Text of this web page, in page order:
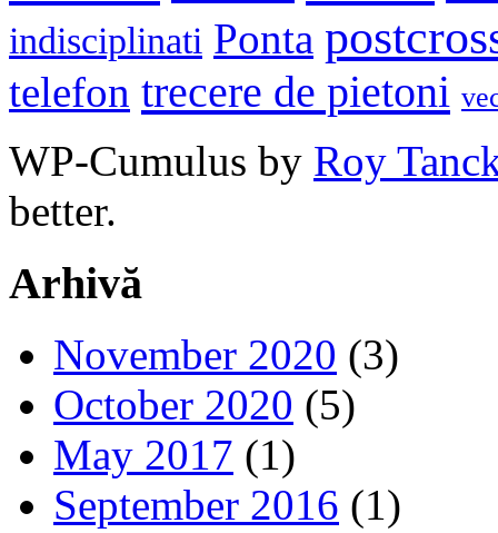
indisciplinati Ponta
telefon trecere de pietoni
WP-Cumulus by Roy
better.
Arhivă
November 2020 (3)
October 2020 (5)
May 2017 (1)
September 2016 (1)